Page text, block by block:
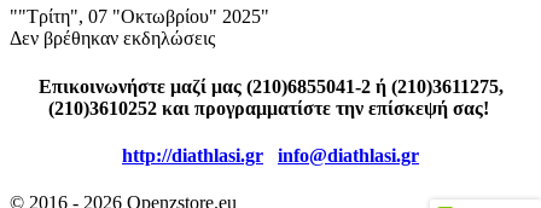
""Τρίτη", 07 "Οκτωβρίου" 2025"
Δεν βρέθηκαν εκδηλώσεις
Επικοινωνήστε μαζί μας (210)6855041-2 ή (210)3611275,
(210)3610252 και προγραμματίστε την επίσκεψή σας!
http://diathlasi.gr info@diathlasi.gr
© 2016 - 2026 Openzstore.eu